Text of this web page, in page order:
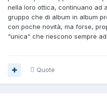
nella loro ottica, continuano ad
gruppo che di album in album
con poche novità, ma forse,
"unica" che riescono sempre
Quote